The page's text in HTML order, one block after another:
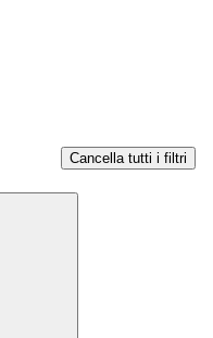
Cancella tutti i filtri